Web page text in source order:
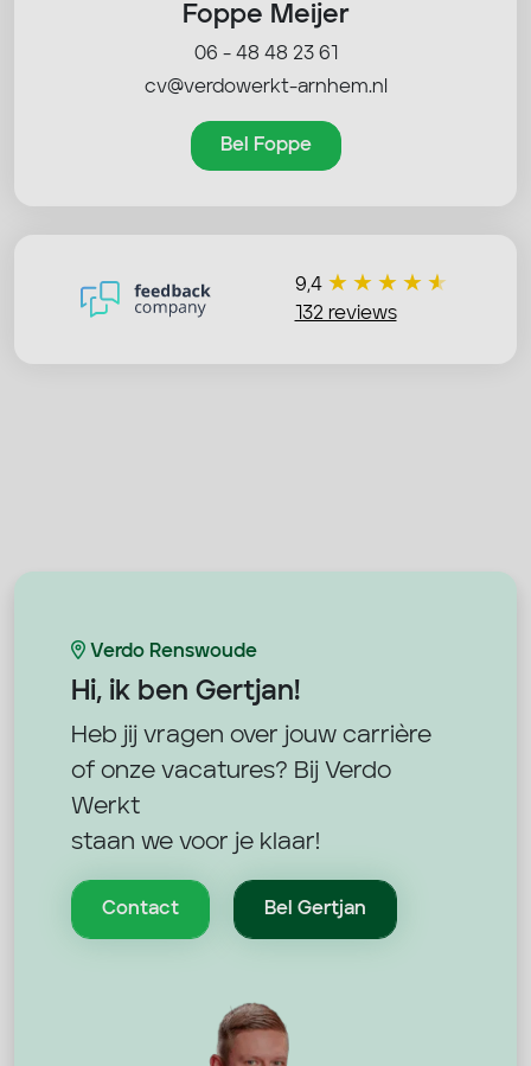
Foppe Meijer
06 - 48 48 23 61
cv@verdowerkt-arnhem.nl
Bel Foppe
9,4
132 reviews
Verdo Renswoude
Hi, ik ben Gertjan!
Heb jij vragen over jouw carrière
of onze vacatures? Bij Verdo
Werkt
staan we voor je klaar!
Contact Bel Gertjan